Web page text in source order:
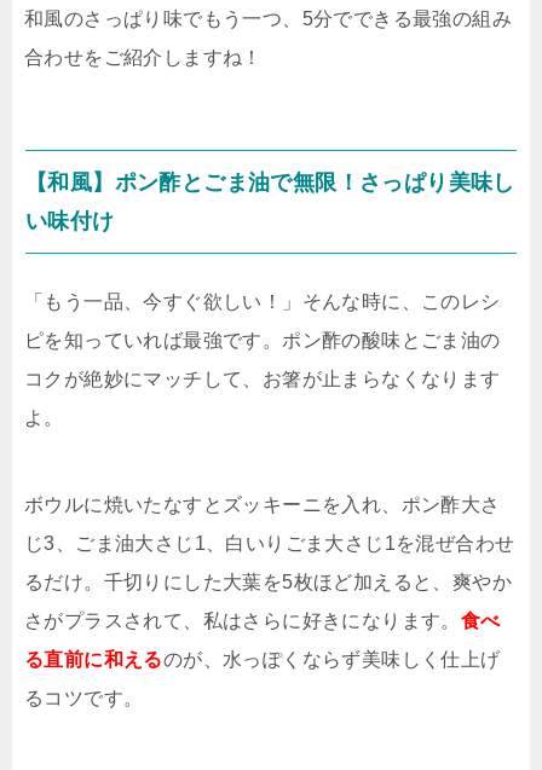
和風のさっぱり味でもう一つ、5分でできる最強の組み
合わせをご紹介しますね！
【和風】ポン酢とごま油で無限！さっぱり美味し
い味付け
「もう一品、今すぐ欲しい！」そんな時に、このレシ
ピを知っていれば最強です。ポン酢の酸味とごま油の
コクが絶妙にマッチして、お箸が止まらなくなります
よ。
ボウルに焼いたなすとズッキーニを入れ、ポン酢大さ
じ3、ごま油大さじ1、白いりごま大さじ1を混ぜ合わせ
るだけ。千切りにした大葉を5枚ほど加えると、爽やか
さがプラスされて、私はさらに好きになります。 食べ
る直前に和えるのが、水っぽくならず美味しく仕上げ
るコツです。